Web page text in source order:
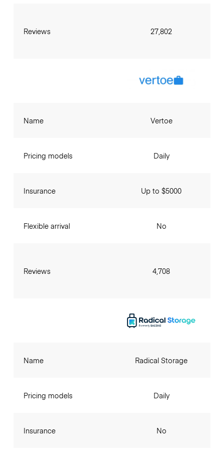
Reviews 27,802
Name
Pricing models
Insurance
Flexible arrival
Reviews
Vertoe
Daily
Up to $5000
No
4,708
Name
Pricing models
Insurance
Radical Storage
Daily
No